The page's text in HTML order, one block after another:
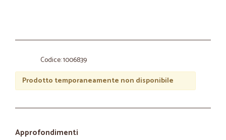
Codice: 1006839
Prodotto temporaneamente non disponibile
Approfondimenti